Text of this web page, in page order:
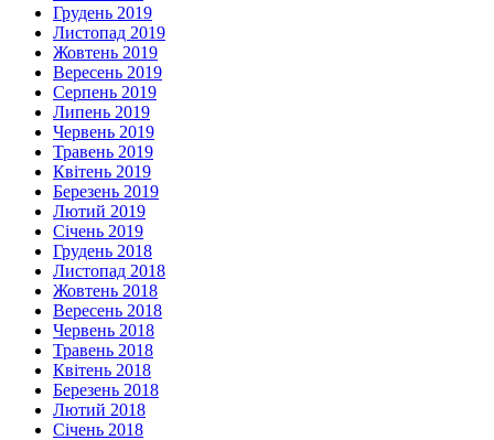
Грудень 2019
Листопад 2019
Жовтень 2019
Вересень 2019
Серпень 2019
Липень 2019
Червень 2019
Травень 2019
Квітень 2019
Березень 2019
Лютий 2019
Січень 2019
Грудень 2018
Листопад 2018
Жовтень 2018
Вересень 2018
Червень 2018
Травень 2018
Квітень 2018
Березень 2018
Лютий 2018
Січень 2018